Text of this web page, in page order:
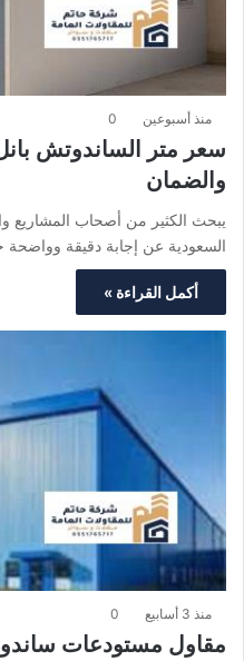
منذ أسبوعين 0
سعر متر الساندوتش
والضمان
يبحث الكثير من أصحاب المشاريع
السعودية عن إجابة دقيقة
أكمل القراءة »
منذ 3 أسابيع 0
مقاول مستودعات